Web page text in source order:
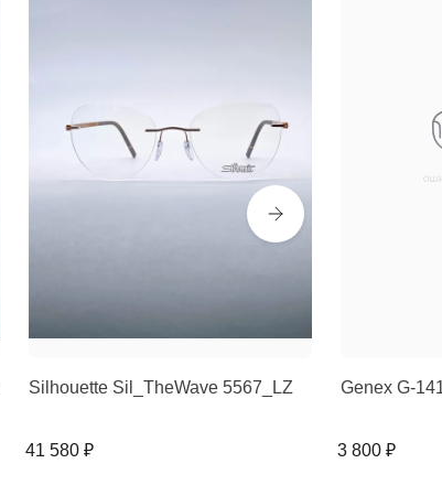
Silhouette Sil_TheWave 5567_LZ
41 580 ₽
Genex G-
3 800 ₽